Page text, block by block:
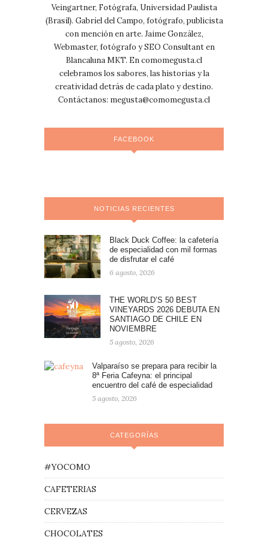
Veingartner, Fotógrafa, Universidad Paulista
(Brasil). Gabriel del Campo, fotógrafo, publicista
con mención en arte. Jaime González,
Webmaster, fotógrafo y SEO Consultant en
Blancaluna MKT. En comomegusta.cl
celebramos los sabores, las historias y la
creatividad detrás de cada plato y destino.
Contáctanos: megusta@comomegusta.cl
FACEBOOK
NOTICIAS RECIENTES
Black Duck Coffee: la cafetería
de especialidad con mil formas
de disfrutar el café
6 agosto, 2026
THE WORLD’S 50 BEST
VINEYARDS 2026 DEBUTA EN
SANTIAGO DE CHILE EN
NOVIEMBRE
5 agosto, 2026
Valparaíso se prepara para recibir la
8ª Feria Cafeyna: el principal
encuentro del café de especialidad
5 agosto, 2026
CATEGORÍAS
#YOCOMO
CAFETERIAS
CERVEZAS
CHOCOLATES